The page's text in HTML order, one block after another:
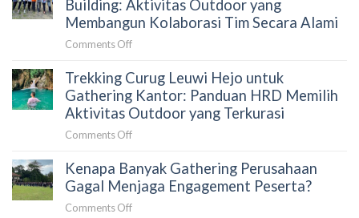
Sebelum
Memilih
Aktivitas
di
Sentul
untuk
Team
Building
yang
Menghubungkan
Secara
Alami
Building: Aktivitas Outdoor yang
Membangun Kolaborasi Tim Secara Alami
Comments Offon
Curug
Leuwi
Hejo
Aktivitas
Outdoor
yang
Trekking Curug Leuwi Hejo untuk
Gathering Kantor: Panduan HRD Memilih
Aktivitas Outdoor yang Terkurasi
Comments Offon
Curug
Leuwi
Hejo
Kenapa Banyak Gathering Perusahaan
Gagal Menjaga Engagement Peserta?
Comments Offon